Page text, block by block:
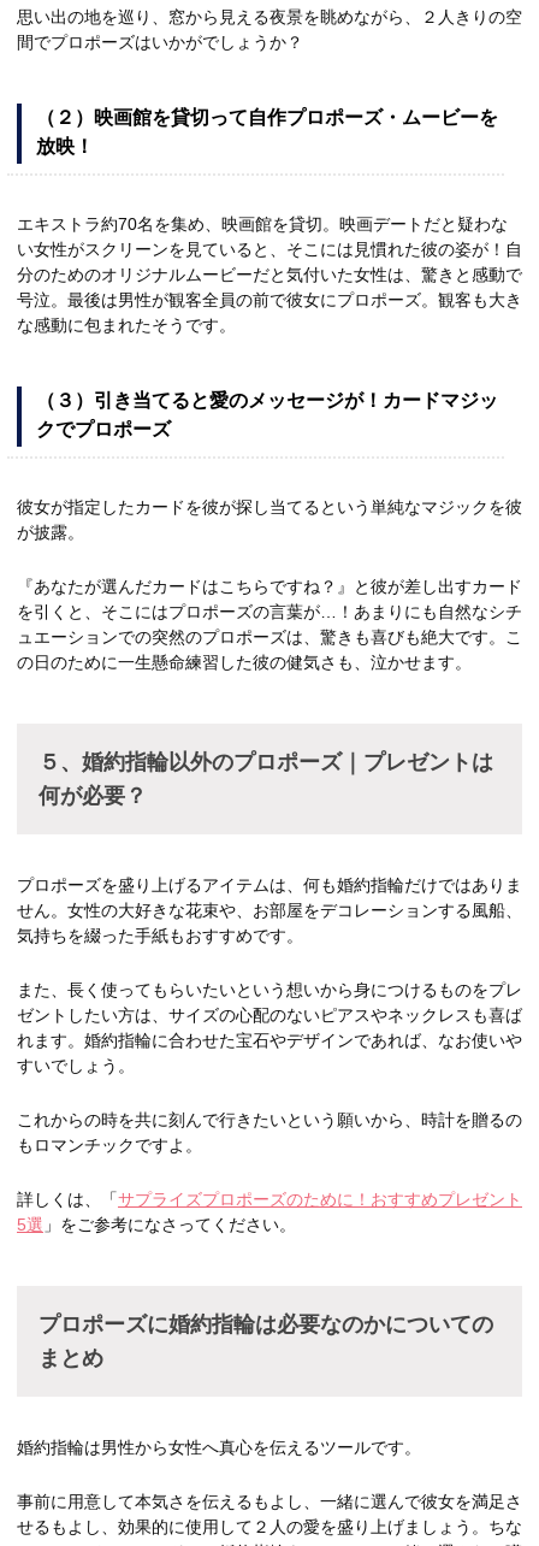
思い出の地を巡り、窓から見える夜景を眺めながら、２人きりの空
間でプロポーズはいかがでしょうか？
（２）映画館を貸切って自作プロポーズ・ムービーを
放映！
エキストラ約70名を集め、映画館を貸切。映画デートだと疑わな
い女性がスクリーンを見ていると、そこには見慣れた彼の姿が！自
分のためのオリジナルムービーだと気付いた女性は、驚きと感動で
号泣。最後は男性が観客全員の前で彼女にプロポーズ。観客も大き
な感動に包まれたそうです。
（３）引き当てると愛のメッセージが！カードマジッ
クでプロポーズ
彼女が指定したカードを彼が探し当てるという単純なマジックを彼
が披露。
『あなたが選んだカードはこちらですね？』と彼が差し出すカード
を引くと、そこにはプロポーズの言葉が…！あまりにも自然なシチ
ュエーションでの突然のプロポーズは、驚きも喜びも絶大です。こ
の日のために一生懸命練習した彼の健気さも、泣かせます。
５、婚約指輪以外のプロポーズ｜プレゼントは
何が必要？
プロポーズを盛り上げるアイテムは、何も婚約指輪だけではありま
せん。女性の大好きな花束や、お部屋をデコレーションする風船、
気持ちを綴った手紙もおすすめです。
また、長く使ってもらいたいという想いから身につけるものをプレ
ゼントしたい方は、サイズの心配のないピアスやネックレスも喜ば
れます。婚約指輪に合わせた宝石やデザインであれば、なお使いや
すいでしょう。
これからの時を共に刻んで行きたいという願いから、時計を贈るの
もロマンチックですよ。
詳しくは、「サプライズプロポーズのために！おすすめプレゼント
5選 」をご参考になさってください。
プロポーズに婚約指輪は必要なのかについての
まとめ
婚約指輪は男性から女性へ真心を伝えるツールです。
事前に用意して本気さを伝えるもよし、一緒に選んで彼女を満足さ
せるもよし、効果的に使用して２人の愛を盛り上げましょう。ちな